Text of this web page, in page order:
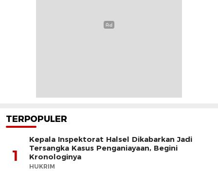
TERPOPULER
1
Kepala Inspektorat Halsel Dikabarkan Jadi
Tersangka Kasus Penganiayaan, Begini
Kronologinya
HUKRIM